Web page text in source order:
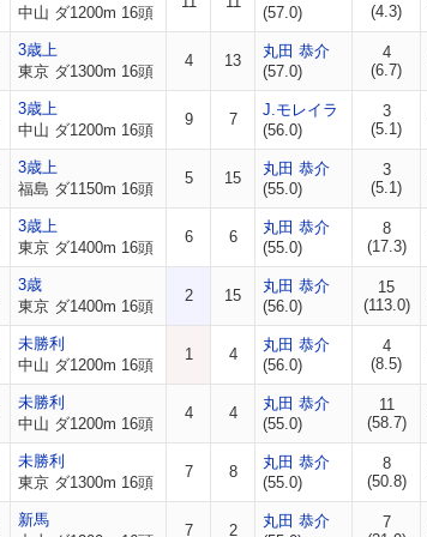
中山 ダ1200m 16頭
(57.0)
(4.3)
3歳上
東京 ダ1300m 16頭
4 13
丸田 恭介
(57.0)
4
(6.7)
3歳上
中山 ダ1200m 16頭
9 7
J.モレイラ
(56.0)
3
(5.1)
3歳上
福島 ダ1150m 16頭
5 15
丸田 恭介
(55.0)
3
(5.1)
3歳上
東京 ダ1400m 16頭
6 6
丸田 恭介
(55.0)
8
(17.3)
3歳
東京 ダ1400m 16頭
2 15
丸田 恭介
(56.0)
15
(113.0)
未勝利
中山 ダ1200m 16頭
1 4
丸田 恭介
(56.0)
4
(8.5)
未勝利
中山 ダ1200m 16頭
4 4
丸田 恭介
(55.0)
11
(58.7)
未勝利
東京 ダ1300m 16頭
7 8
丸田 恭介
(55.0)
8
(50.8)
新馬
7 2
丸田 恭介
7